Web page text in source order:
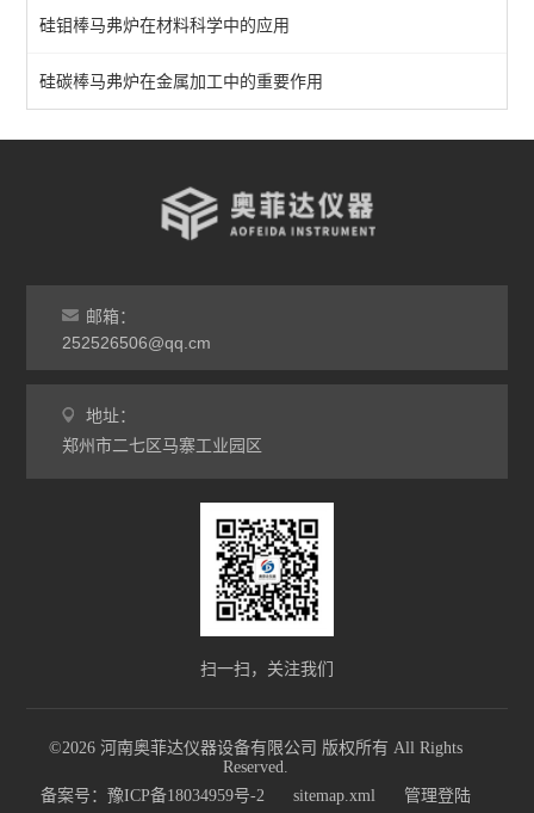
实验室马弗炉
箱式高温炉
灰分马弗炉
非标定做马弗炉
工业马弗炉
查看全部 >>
硅钼棒马弗炉在材料科学中的应用
硅碳棒马弗炉在金属加工中的重要作用
邮箱：
252526506@qq.cm
地址：
郑州市二七区马寨工业园区
扫一扫，关注我们
©2026 河南奥菲达仪器设备有限公司 版权所有 All Rights
Reserved.
备案号：豫ICP备18034959号-2
sitemap.xml 管理登陆